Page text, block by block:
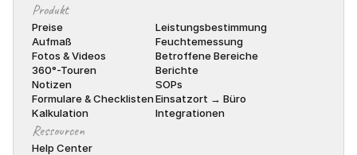
Produkt
Preise
Aufmaß
Fotos & Videos
360°-Touren
Notizen
Formulare & Checklisten
Kalkulation
Leistungsbestimmung
Feuchtemessung
Betroffene Bereiche
Berichte
SOPs
Einsatzort → Büro
Integrationen
Ressourcen
Help Center